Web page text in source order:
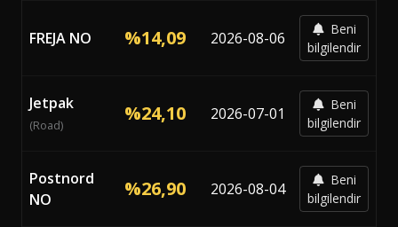
FREJA NO %14,09 2026-08-06
Beni
bilgilendir
Jetpak
(Road) %24,10 2026-07-01
Beni
bilgilendir
Postnord
NO
%26,90 2026-08-04
Beni
bilgilendir